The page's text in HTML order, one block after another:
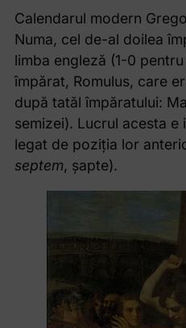
Calendarul modern
Numa, cel de-al doilea
limba engleză (1-0
împărat, Romulus, care
după tatăl împăratului:
semizei). Lucrul acesta
legat de poziția lor
septem, șapte).